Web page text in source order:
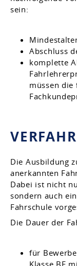
sein:
Abschluss
komplette
müssen die
Die Ausbildung
anerkannten
Dabei ist nicht
sondern auch
Fahrschule
Die Dauer der
für
Klasse BE